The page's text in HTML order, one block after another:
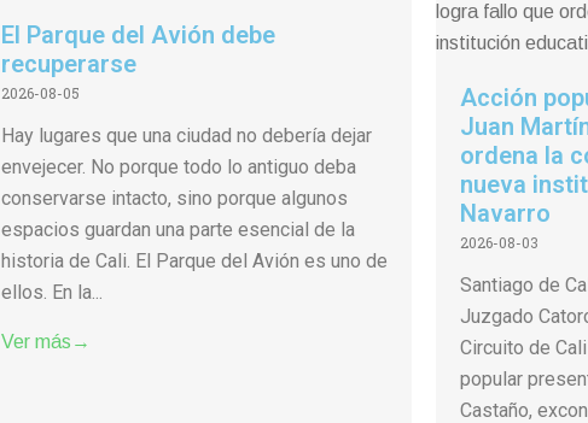
El Parque del Avión debe
recuperarse
2026-08-05
Hay lugares que una ciudad no debería dejar
envejecer. No porque todo lo antiguo deba
conservarse intacto, sino porque algunos
espacios guardan una parte esencial de la
historia de Cali. El Parque del Avión es uno de
ellos. En la...
Ver más→
Acción
Juan
ordena la
nueva
Navarro
2026-08-03
Santiago de
Juzgado
Circuito de
popular
Castaño,